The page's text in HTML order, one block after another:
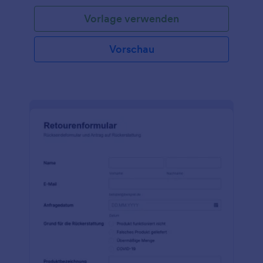
Vorlage verwenden
Vorschau